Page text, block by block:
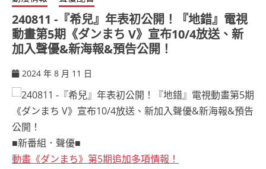
240811 -『希兒』年表初公開！『地錯』電視
動畫第5期《ダンまち V》宣布10/4放送、新
加入聲優&新海報&預告公開！
2024 年 8 月 11 日
■新番組．聲優■
動畫《ダンまち》第5期追加多項情報！